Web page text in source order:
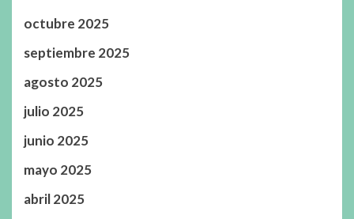
octubre 2025
septiembre 2025
agosto 2025
julio 2025
junio 2025
mayo 2025
abril 2025